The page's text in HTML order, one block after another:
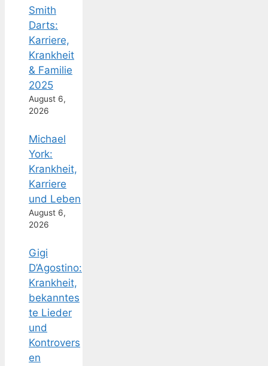
Smith
Darts:
Karriere,
Krankheit
& Familie
2025
August 6,
2026
Michael
York:
Krankheit,
Karriere
und Leben
August 6,
2026
Gigi
D’Agostino:
Krankheit,
bekanntes
te Lieder
und
Kontrovers
en